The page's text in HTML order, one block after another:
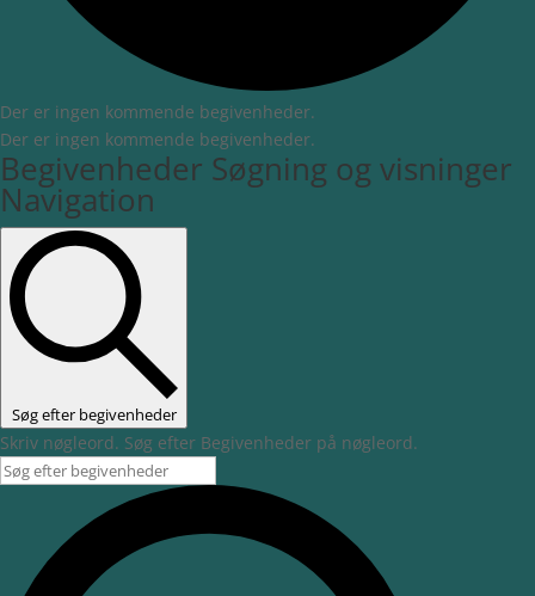
Der er ingen kommende begivenheder.
Der er ingen kommende begivenheder.
Begivenheder Søgning og visninger
Navigation
Søg efter begivenheder
Skriv nøgleord. Søg efter Begivenheder på nøgleord.